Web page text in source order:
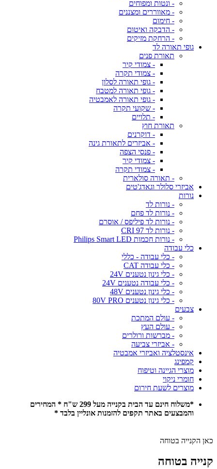
- ונטות ומפוחים
- מאווררים ומצננים
- חימום
- הדבקה ואיטום
- הרחקת מזיקים
גופי תאורה לד
תאורת פנים
- צמודי קיר
- צמודי תקרה
- גופי תאורה לסלון
- גופי תאורה למטבח
- גופי תאורה לאמבטיה
- שקועי תקרה
- תלויים
תאורת חוץ
- דוקרנים
- אביזרים לתאורת גינה
- פנסי הצפה
- צמודי קיר
- צמודי תקרה
- תאורה סולארית
אביזרי סלולר וגאדג'טים
נורות
- נורות לד
- נורות לד פחם
- נורות לד פיליפס / אוסרם
- נורות לד CRI 97
- נורות חכמות Philips Smart LED
כלי עבודה
- כלי עבודה - כללי
- כלי עבודה CAT
- כלי גינון נטענים 24V
- כלי עבודה נטענים 24V
- כלי גינון נטענים 48V
- כלי גינון נטענים 80V PRO
צבעים
- עולם המתכת
- עולם העץ
- מברשות ורולרים
- אביזרי צביעה
אינסטלציה ואביזרי אמבטיה
קמפינג
מוצרי הגיינה וטיפוח
חומרי ניקוי
מוצרים לשעת חירום
*משלוח חינם עד הבית בקנייה מעל 299 ש"ח * המחירים
והמבצעים באתר תקפים להזמנות אונליין בלבד *
כאן הקנייה בטוחה
קנייה בטוחה